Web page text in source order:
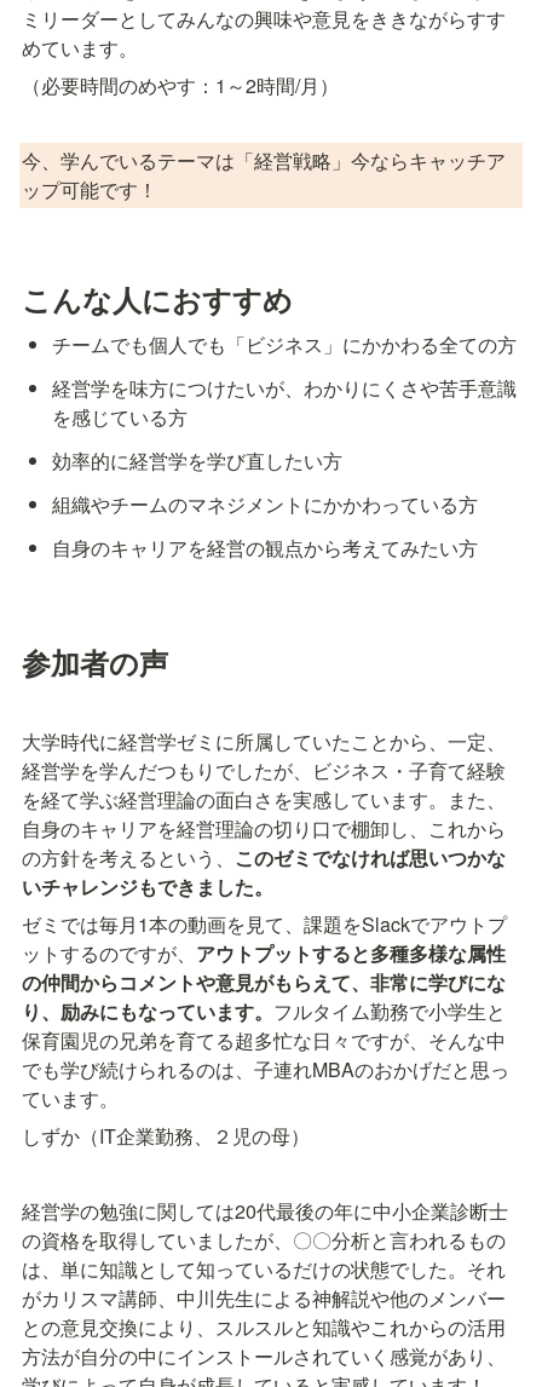
ミリーダーとしてみんなの興味や意見をききながらすす
めています。
（必要時間のめやす：1～2時間/月）
今、学んでいるテーマは「経営戦略」今ならキャッチア
ップ可能です！
こんな人におすすめ
チームでも個人でも「ビジネス」にかかわる全ての方
経営学を味方につけたいが、わかりにくさや苦手意識
を感じている方
効率的に経営学を学び直したい方
組織やチームのマネジメントにかかわっている方
自身のキャリアを経営の観点から考えてみたい方
参加者の声
大学時代に経営学ゼミに所属していたことから、一定、
経営学を学んだつもりでしたが、ビジネス・子育て経験
を経て学ぶ経営理論の面白さを実感しています。また、
自身のキャリアを経営理論の切り口で棚卸し、これから
の方針を考えるという、 このゼミでなければ思いつかな
いチャレンジもできました。
ゼミでは毎月1本の動画を見て、課題をSlackでアウトプ
ットするのですが、 アウトプットすると多種多様な属性
の仲間からコメントや意見がもらえて、非常に学びにな
り、励みにもなっています。 フルタイム勤務で小学生と
保育園児の兄弟を育てる超多忙な日々ですが、そんな中
でも学び続けられるのは、子連れMBAのおかげだと思っ
ています。
しずか（IT企業勤務、２児の母）
経営学の勉強に関しては20代最後の年に中小企業診断士
の資格を取得していましたが、〇〇分析と言われるもの
は、単に知識として知っているだけの状態でした。それ
がカリスマ講師、中川先生による神解説や他のメンバー
との意見交換により、スルスルと知識やこれからの活用
方法が自分の中にインストールされていく感覚があり、